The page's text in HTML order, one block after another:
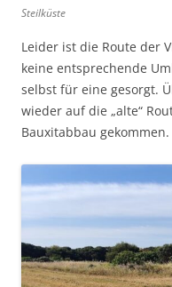
Steilküste
Leider ist die Route der
keine entsprechende
selbst für eine gesorgt.
wieder auf die „alte“
Bauxitabbau gekommen.